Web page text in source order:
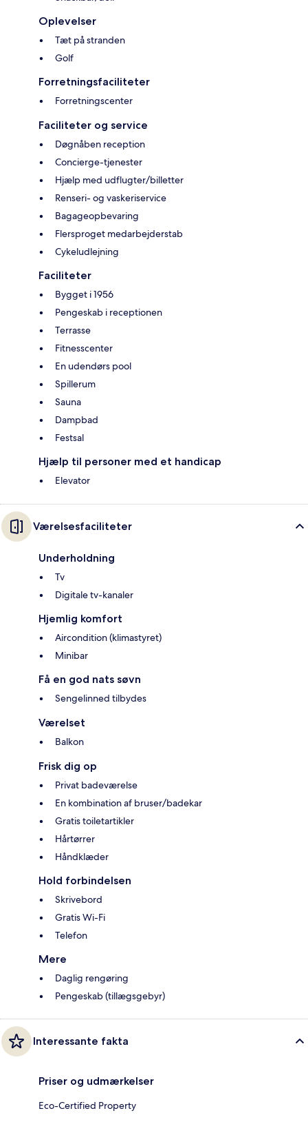
Oplevelser
Tæt på stranden
Golf
Forretningsfaciliteter
Forretningscenter
Faciliteter og service
Døgnåben reception
Concierge-tjenester
Hjælp med udflugter/billetter
Renseri- og vaskeriservice
Bagageopbevaring
Flersproget medarbejderstab
Cykeludlejning
Faciliteter
Bygget i 1956
Pengeskab i receptionen
Terrasse
Fitnesscenter
En udendørs pool
Spillerum
Sauna
Dampbad
Festsal
Hjælp til personer med et handicap
Elevator
Værelsesfaciliteter
Underholdning
Tv
Digitale tv-kanaler
Hjemlig komfort
Aircondition (klimastyret)
Minibar
Få en god nats søvn
Sengelinned tilbydes
Værelset
Balkon
Frisk dig op
Privat badeværelse
En kombination af bruser/badekar
Gratis toiletartikler
Hårtørrer
Håndklæder
Hold forbindelsen
Skrivebord
Gratis Wi-Fi
Telefon
Mere
Daglig rengøring
Pengeskab (tillægsgebyr)
Interessante fakta
Priser og udmærkelser
Eco-Certified Property